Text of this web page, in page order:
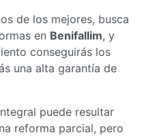
de los mejores, busca
en Benifallim, y
conseguirás los
una alta garantía de
puede resultar
reforma parcial, pero